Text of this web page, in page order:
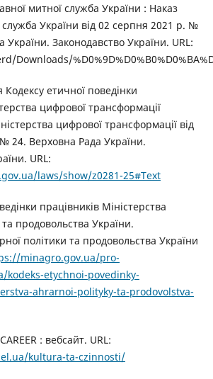
митної служба України : Наказ
України від 02 серпня 2021 р. №
України. Законодавство України. URL:
Downloads/
етичної поведінки
цифрової трансформації
цифрової трансформації від
24. Верховна Рада України.
URL:
laws/show/z0281-25#Text
працівників Міністерства
продовольства України.
політики та продовольства України
minagro.gov.ua/pro-
kodeks-etychnoi-povedinky-
ahrarnoi-polityky-ta-prodovolstva-
: вебсайт. URL:
kultura-ta-czinnosti/